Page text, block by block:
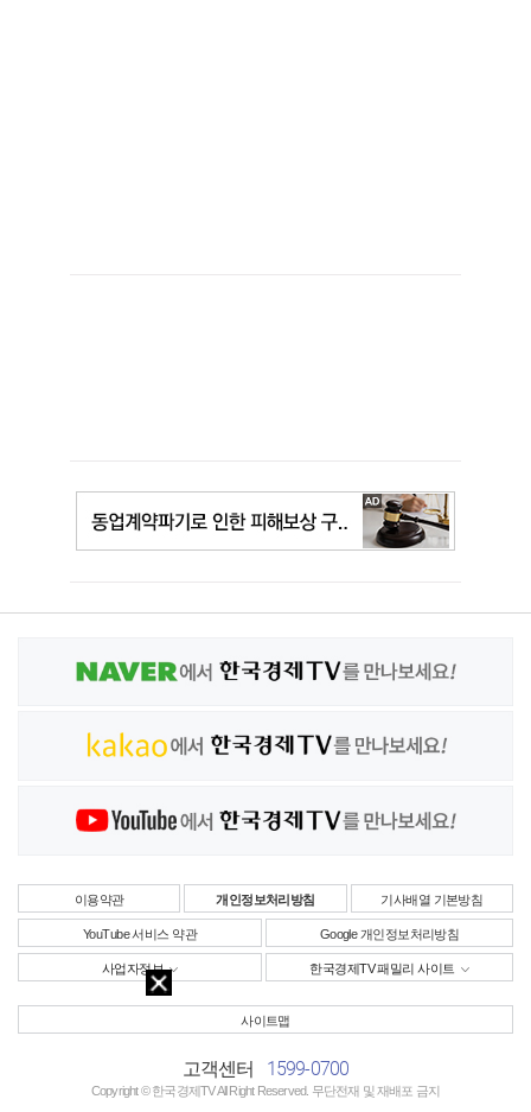
이용약관 개인정보처리방침 기사배열 기본방침
YouTube 서비스 약관 Google 개인정보처리방침
사업자정보 한국경제TV 패밀리 사이트
사이트맵
고객센터 1599-0700
Copyright © 한국경제TV All Right Reserved. 무단전재 및 재배포 금지